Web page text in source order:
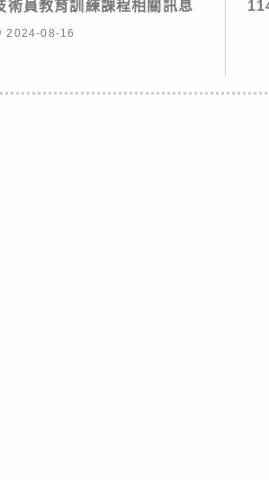
術員教育訓練課程相關訊息
2024-08-16